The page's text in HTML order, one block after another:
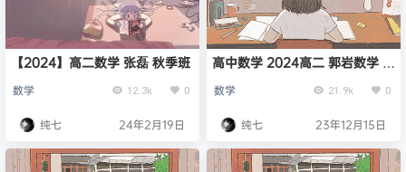
【2024】高二数学 张磊 秋季班
数学 12.3k 0
纯七 24年2月19日
高中数学 2024高二 郭岩数学 秋
数学 21.9k 0
纯七 23年12月15日